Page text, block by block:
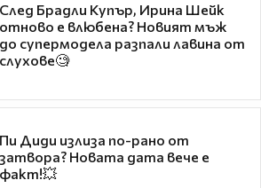
След Брадли Купър, Ирина Шейк
отново е влюбена? Новият мъж
до супермодела разпали лавина от
слухове🧐
Пи Диди излиза по-рано от
затвора? Новата дата вече е
факт!💥